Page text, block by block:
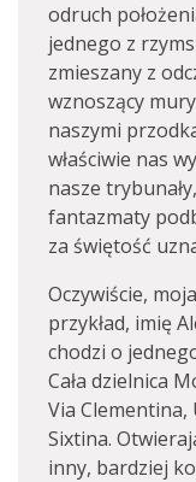
odruch
jednego z
zmieszany z
wznoszący
naszymi
właściwie nas
nasze
fantazmaty
za świętość
Oczywiście,
przykład, imię
chodzi o
Cała dzielnica
Via
Sixtina.
inny, bardziej